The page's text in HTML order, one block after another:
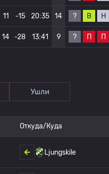
11 -15 20:35 14 ? В Н
14 -28 13:41 9 ? П П
Ушли
Откуда/Куда
Ljungskile